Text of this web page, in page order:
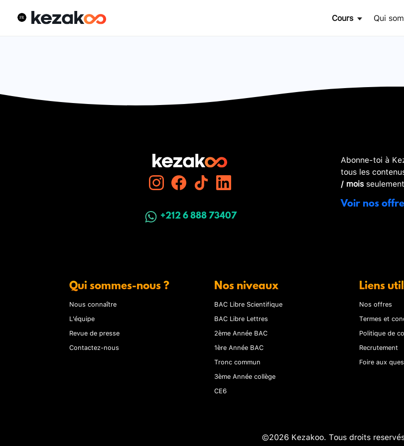
Cours Qui
+212 6 888 73407
Abonne-toi à
tous les
/ mois
Voir nos
Qui sommes-nous ?
Nous connaître
L'équipe
Revue de presse
Contactez-nous
Nos niveaux
BAC Libre Scientifique
BAC Libre Lettres
2ème Année BAC
1ère Année BAC
Tronc commun
3ème Année collège
CE6
Liens
Nos offres
Termes et
Politique de
Recrutement
Foire aux
©2026 Kezakoo. Tous droits